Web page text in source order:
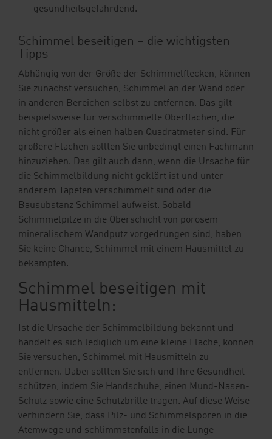
gesundheitsgefährdend.
Schimmel beseitigen – die wichtigsten
Tipps
Abhängig von der Größe der Schimmelflecken, können
Sie zunächst versuchen, Schimmel an der Wand oder
in anderen Bereichen selbst zu entfernen. Das gilt
beispielsweise für verschimmelte Oberflächen, die
nicht größer als einen halben Quadratmeter sind. Für
größere Flächen sollten Sie unbedingt einen Fachmann
hinzuziehen. Das gilt auch dann, wenn die Ursache für
die Schimmelbildung nicht geklärt ist und unter
anderem Tapeten verschimmelt sind oder die
Bausubstanz Schimmel aufweist. Sobald
Schimmelpilze in die Oberschicht von porösem
mineralischem Wandputz vorgedrungen sind, haben
Sie keine Chance, Schimmel mit einem Hausmittel zu
bekämpfen.
Schimmel beseitigen mit
Hausmitteln:
Ist die Ursache der Schimmelbildung bekannt und
handelt es sich lediglich um eine kleine Fläche, können
Sie versuchen, Schimmel mit Hausmitteln zu
entfernen. Dabei sollten Sie sich und Ihre Gesundheit
schützen, indem Sie Handschuhe, einen Mund-Nasen-
Schutz sowie eine Schutzbrille tragen. Auf diese Weise
verhindern Sie, dass Pilz- und Schimmelsporen in die
Atemwege und schlimmstenfalls in die Lunge